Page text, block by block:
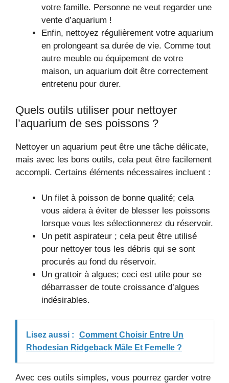
votre famille. Personne ne veut regarder une
vente d’aquarium !
Enfin, nettoyez régulièrement votre aquarium
en prolongeant sa durée de vie. Comme tout
autre meuble ou équipement de votre
maison, un aquarium doit être correctement
entretenu pour durer.
Quels outils utiliser pour nettoyer
l’aquarium de ses poissons ?
Nettoyer un aquarium peut être une tâche délicate,
mais avec les bons outils, cela peut être facilement
accompli. Certains éléments nécessaires incluent :
Un filet à poisson de bonne qualité; cela
vous aidera à éviter de blesser les poissons
lorsque vous les sélectionnerez du réservoir.
Un petit aspirateur ; cela peut être utilisé
pour nettoyer tous les débris qui se sont
procurés au fond du réservoir.
Un grattoir à algues; ceci est utile pour se
débarrasser de toute croissance d’algues
indésirables.
Lisez aussi :
Comment Choisir Entre Un
Rhodesian Ridgeback Mâle Et Femelle ?
Avec ces outils simples, vous pourrez garder votre